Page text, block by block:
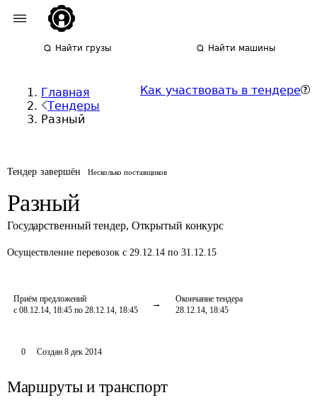
Найти грузы Найти машины
Главная
Тендеры
Разный
Как участвовать в тендере
Тендер завершён Несколько поставщиков
Разный
Государственный тендер, Открытый конкурс
Осуществление перевозок с 29.12.14 по 31.12.15
Приём предложений
с 08.12.14, 18:45 по 28.12.14, 18:45
Окончание тендера
28.12.14, 18:45
0 Создан 8 дек 2014
Маршруты и транспорт